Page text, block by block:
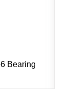
Bearing